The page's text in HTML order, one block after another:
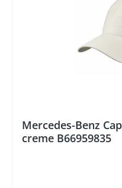
Mercedes-Benz
creme B66959835